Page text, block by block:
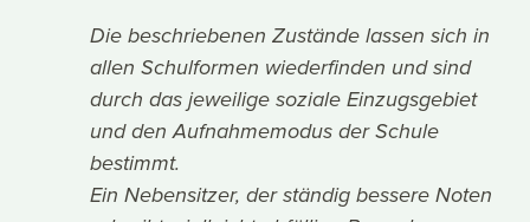
Die beschriebenen Zustände lassen sich in
allen Schulformen wiederfinden und sind
durch das jeweilige soziale Einzugsgebiet
und den Aufnahmemodus der Schule
bestimmt.
Ein Nebensitzer, der ständig bessere Noten